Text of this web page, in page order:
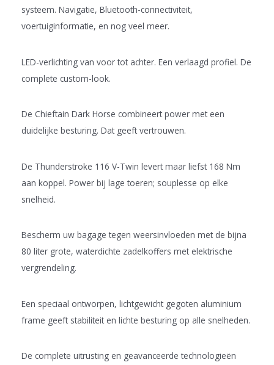
systeem. Navigatie, Bluetooth-connectiviteit,
voertuiginformatie, en nog veel meer.
LED-verlichting van voor tot achter. Een verlaagd profiel. De
complete custom-look.
De Chieftain Dark Horse combineert power met een
duidelijke besturing. Dat geeft vertrouwen.
De Thunderstroke 116 V-Twin levert maar liefst 168 Nm
aan koppel. Power bij lage toeren; souplesse op elke
snelheid.
Bescherm uw bagage tegen weersinvloeden met de bijna
80 liter grote, waterdichte zadelkoffers met elektrische
vergrendeling.
Een speciaal ontworpen, lichtgewicht gegoten aluminium
frame geeft stabiliteit en lichte besturing op alle snelheden.
De complete uitrusting en geavanceerde technologieën